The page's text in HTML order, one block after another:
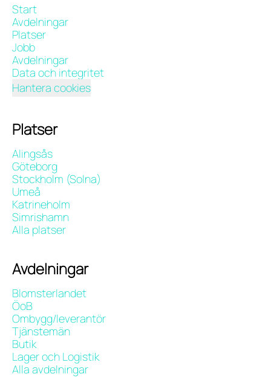
Start
Avdelningar
Platser
Jobb
Avdelningar
Data och integritet
Hantera cookies
Platser
Alingsås
Göteborg
Stockholm (Solna)
Umeå
Katrineholm
Simrishamn
Alla platser
Avdelningar
Blomsterlandet
ÖoB
Ombygg/leverantör
Tjänstemän
Butik
Lager och Logistik
Alla avdelningar